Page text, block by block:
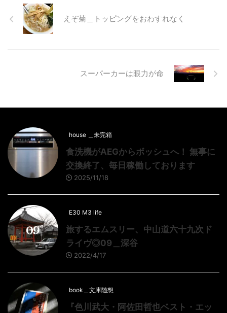
えぞ菊＿トッピングをおわすれなく
スーパーカーは眼力が命
house ＿未完箱
食洗機がAEGからボッシュへ！ 無事に
交換終了、毎日稼働しております
2025/11/18
E30 M3 life
旅するエムスリー、中山道六十九次ド
ライヴ◎09＿深谷
2022/4/17
book＿文庫随想
『色川武大・阿佐田哲也ベスト・エッ